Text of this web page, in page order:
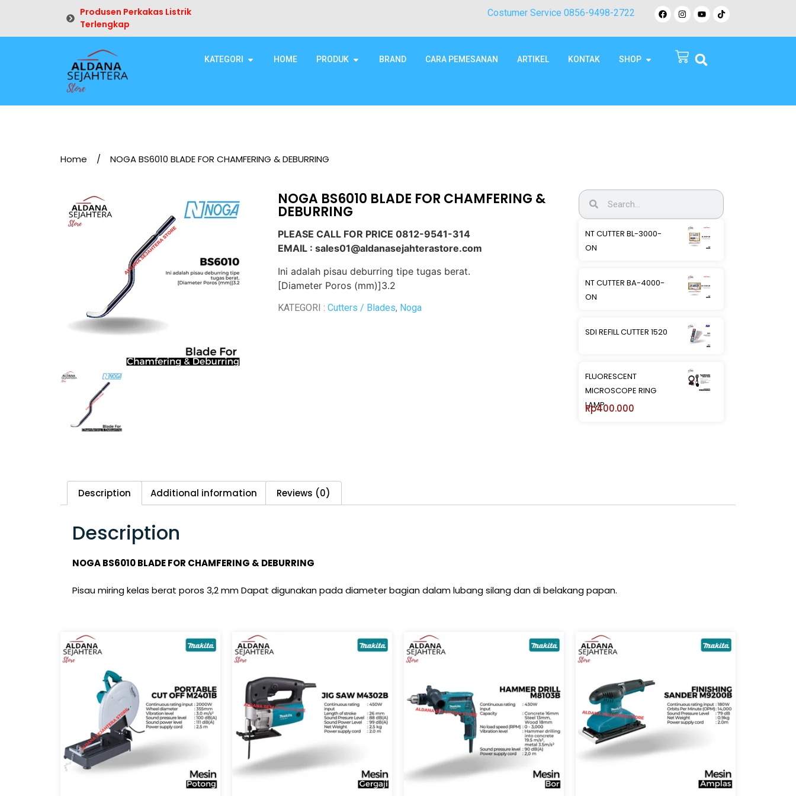
Produsen Perkakas Listrik
Terlengkap
Costumer Service 0856-9498-2722
KATEGORI HOME PRODUK BRAND CARA PEMESANAN ARTIKEL KONTAK SHOP
Home / NOGA BS6010 BLADE FOR CHAMFERING & DEBURRING
NOGA BS6010 BLADE FOR CHAMFERING &
DEBURRING
PLEASE CALL FOR PRICE 0812-9541-314
EMAIL : sales01@aldanasejahterastore.com
Ini adalah pisau deburring tipe tugas berat.
[Diameter Poros (mm)]3.2
KATEGORI : Cutters / Blades, Noga
NT CUTTER BL-3000-
ON
NT CUTTER BA-4000-
ON
SDI REFILL CUTTER 1520
FLUORESCENT
MICROSCOPE RING
LAMP
Rp400.000
Description Additional information Reviews (0)
Description
NOGA BS6010 BLADE FOR CHAMFERING & DEBURRING
Pisau miring kelas berat poros 3,2 mm Dapat digunakan pada diameter bagian dalam lubang silang dan di belakang papan.